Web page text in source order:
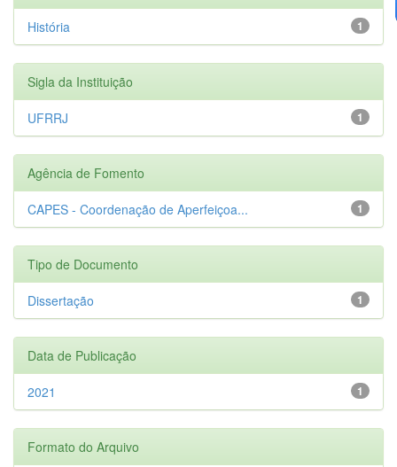
1
História
Sigla da Instituição
1
UFRRJ
Agência de Fomento
1
CAPES - Coordenação de Aperfeiçoa...
Tipo de Documento
1
Dissertação
Data de Publicação
1
2021
Formato do Arquivo